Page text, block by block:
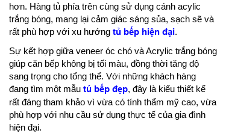
hơn. Hàng tủ phía trên cùng sử dụng cánh acylic
trắng bóng, mang lại cảm giác sáng sủa, sạch sẽ và
rất phù hợp với xu hướng tủ bếp hiện đại.
Sự kết hợp giữa veneer óc chó và Acrylic trắng bóng
giúp căn bếp không bị tối màu, đồng thời tăng độ
sang trọng cho tổng thể. Với những khách hàng
đang tìm một mẫu tủ bếp đẹp, đây là kiểu thiết kế
rất đáng tham khảo vì vừa có tính thẩm mỹ cao, vừa
phù hợp với nhu cầu sử dụng thực tế của gia đình
hiện đại.